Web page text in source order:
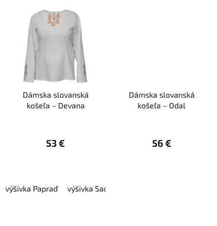
Dámska slovanská
košeľa – Devana
53 €
výšivka Papraď výšivka Sad
Dámska slovanská
košeľa – Odal
56 €